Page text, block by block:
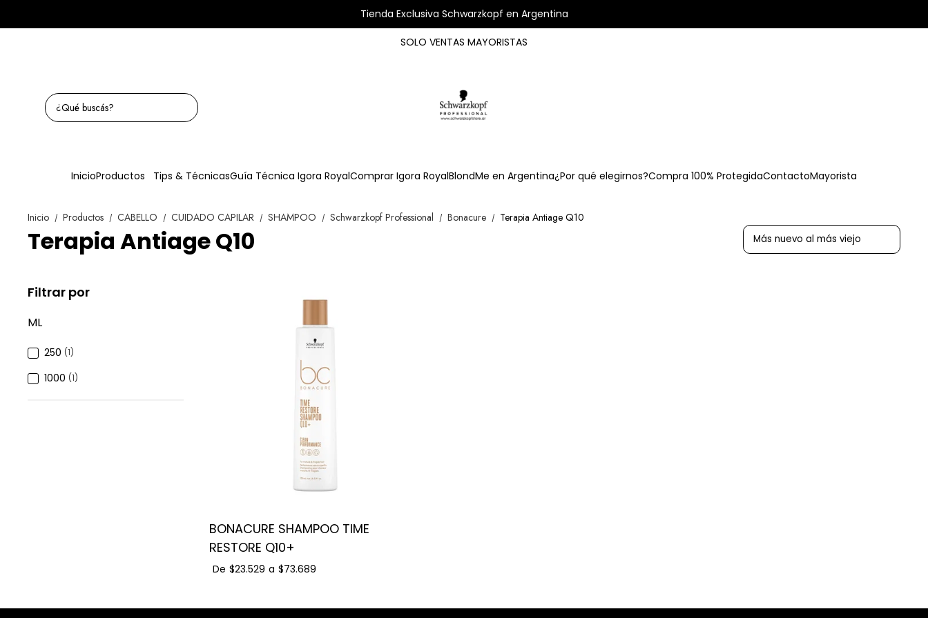
Tienda Exclusiva Schwarzkopf en Argentina
SOLO VENTAS MAYORISTAS
InicioProductos Tips & TécnicasGuía Técnica Igora RoyalComprar Igora RoyalBlondMe en Argentina¿Por qué elegirnos?Compra 100% ProtegidaContactoMayorista
Inicio / Productos / CABELLO / CUIDADO CAPILAR / SHAMPOO / Schwarzkopf Professional / Bonacure / Terapia Antiage Q10
Terapia Antiage Q10
Filtrar por
ML
250 (1)
1000 (1)
BONACURE SHAMPOO TIME
RESTORE Q10+
De $23.529 a $73.689